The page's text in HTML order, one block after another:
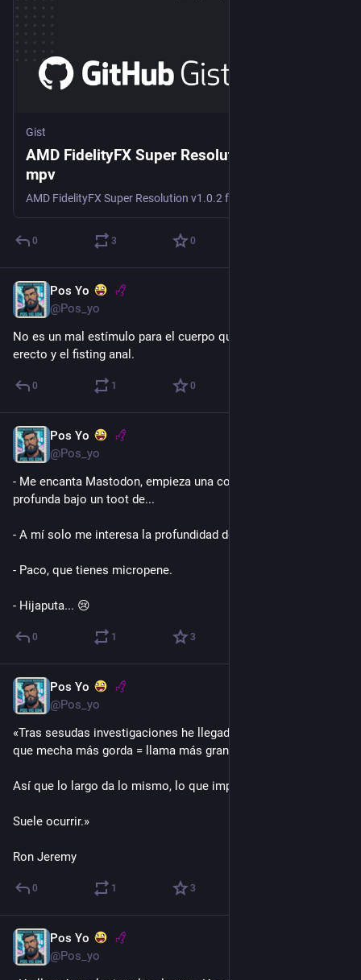
Gist
AMD FidelityFX Super Resolution v1.0.2 for
mpv
0 3 0
Pos Yo
@Pos_yo
No es un mal estímulo para el cuerpo que se les aplauda lo
erecto y el fisting anal.
0 1 0
Pos Yo
@Pos_yo
- Me encanta Mastodon, empieza una conversación super
profunda bajo un toot de...
- A mí solo me interesa la profundidad de tu garganta.
- Paco, que tienes micropene.
- Hijaputa... 😢
0 1 3
Pos Yo
@Pos_yo
«Tras sesudas investigaciones he llegado a la conclusión de
que mecha más gorda = llama más grande.
Así que lo largo da lo mismo, lo que importa es lo gordo.
Suele ocurrir.»
Ron Jeremy
0 1 3
Pos Yo
@Pos_yo